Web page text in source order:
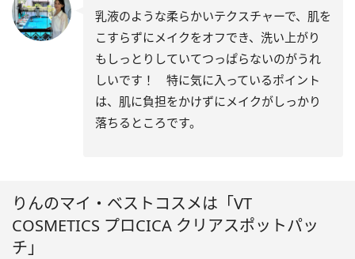
乳液のような柔らかいテクスチャーで、肌を
こすらずにメイクをオフでき、洗い上がり
もしっとりしていてつっぱらないのがうれ
しいです！ 特に気に入っているポイント
は、肌に負担をかけずにメイクがしっかり
落ちるところです。
りんのマイ・ベストコスメは「VT
COSMETICS プロCICA クリアスポットパッ
チ」